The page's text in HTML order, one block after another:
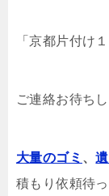
「京都片付け
ご連絡お待ち
大量のゴミ 、
積もり依頼待っ